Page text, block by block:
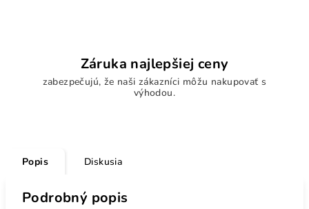
Záruka najlepšiej ceny
zabezpečujú, že naši zákazníci môžu nakupovať s
výhodou.
Popis Diskusia
Podrobný popis